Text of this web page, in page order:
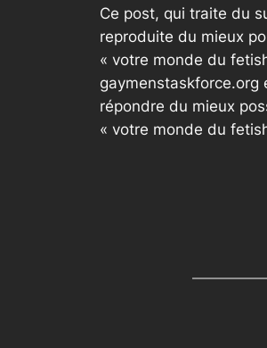
Ce post, qui traite du
reproduite du mieux
« votre monde du
répondre du mieux
« votre monde du